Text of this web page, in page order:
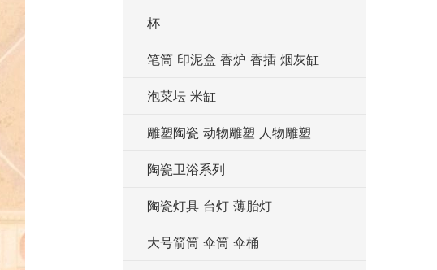
杯
笔筒 印泥盒 香炉 香插 烟灰缸
泡菜坛 米缸
雕塑陶瓷 动物雕塑 人物雕塑
陶瓷卫浴系列
陶瓷灯具 台灯 薄胎灯
大号箭筒 伞筒 伞桶